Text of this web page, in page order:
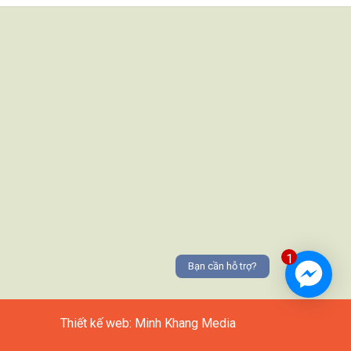
Thiết kế web: Minh Khang Media
1
Bạn cần hỗ trợ?